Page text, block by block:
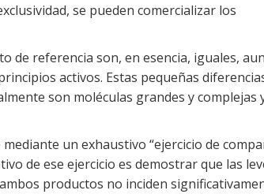
se pueden comercializar los
de referencia son, en esencia, iguales,
activos. Estas pequeñas
son moléculas grandes y complejas
un exhaustivo “ejercicio de
de ese ejercicio es demostrar que las
productos no inciden